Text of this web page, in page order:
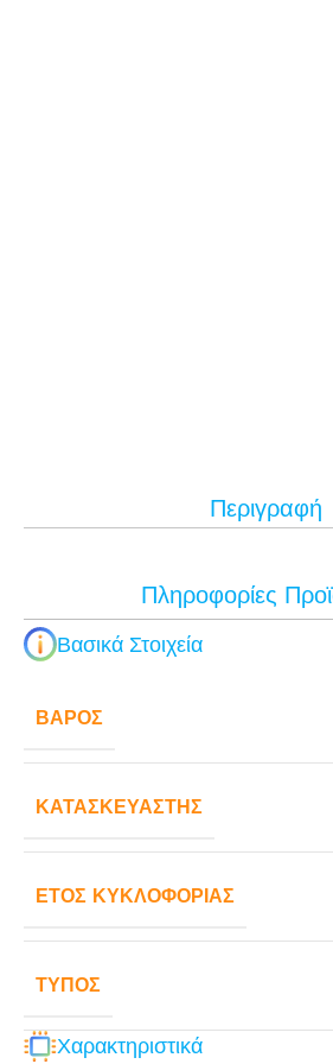
Περιγραφή
Πληροφορίες
Βασικά Στοιχεία
ΒΆΡΟΣ
ΚΑΤΑΣΚΕΥΑΣΤΉΣ
ΈΤΟΣ ΚΥΚΛΟΦΟΡΊΑΣ
ΤΎΠΟΣ
Χαρακτηριστικά